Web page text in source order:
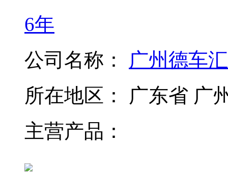
6年
公司名称： 广州德车
所在地区： 广东省 广
主营产品：